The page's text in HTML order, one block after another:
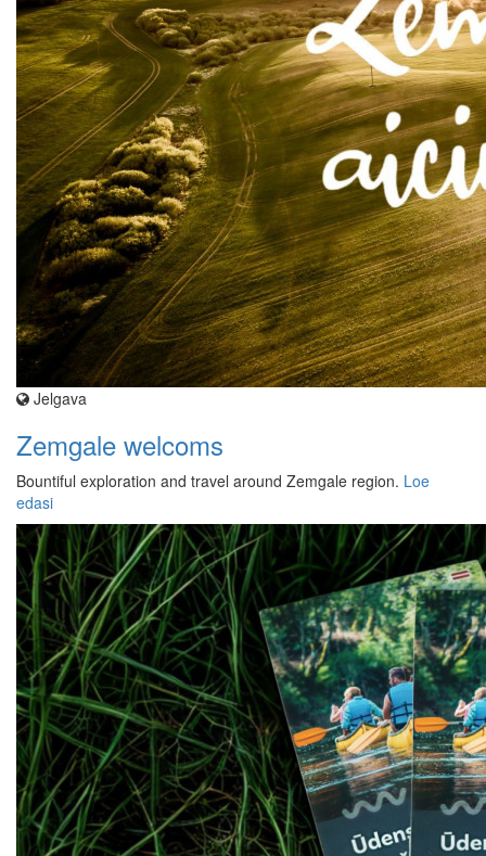
Jelgava
Zemgale welcoms
Bountiful exploration and travel around Zemgale region. Loe
edasi